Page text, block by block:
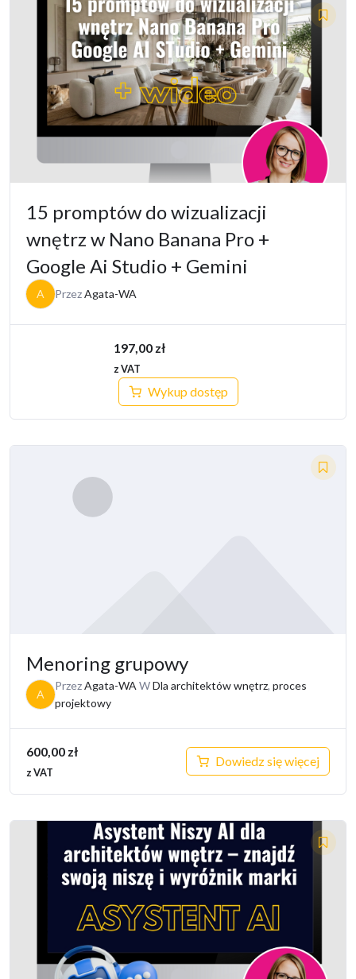
15 promptów do wizualizacji
wnętrz w Nano Banana Pro +
Google Ai Studio + Gemini
A PrzezAgata-WA
197,00 zł
z VAT
Wykup dostęp
Menoring grupowy
A
PrzezAgata-WA WDla architektów wnętrz, proces
projektowy
600,00 zł
z VAT
Dowiedz się więcej